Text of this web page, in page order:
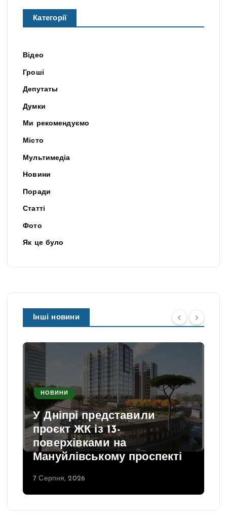
Категорії
Відео
Гроші
Депутаты
Думки
Ми рекомендуємо
Місто
Мультимедіа
Новини
Поради
Статті
Фото
Як це було
Інші новини
НОВИНИ
У Дніпрі представили
проєкт ЖК із 13-
поверхівками на
Мануйлівському проспекті
7 Серпня, 2026